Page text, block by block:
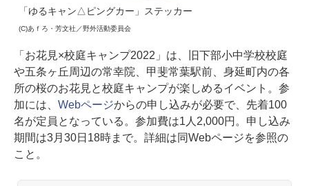
「ゆるキャン△ピングカー」ステッカー
(C)あｆろ・芳文社／野外活動委員会
「お花見×校庭キャンプ2022」は、旧下部小中学校校庭
や五条ヶ丘周辺の常幸院、甲斐常葉駅前、身延町内の各
所の桜のお花見と校庭キャンプが楽しめるイベント。参
加には、 Webページからの申し込みが必要で、先着100
名が定員となっている。参加費は1人2,000円。申し込み
期間は3月30日18時まで。詳細は同Webページを参照の
こと。